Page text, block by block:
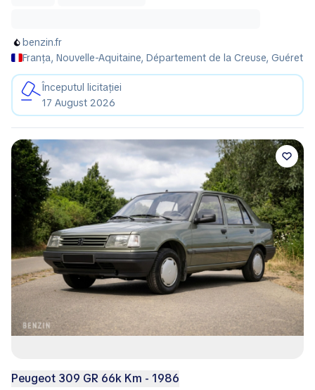
benzin.fr
Franța, Nouvelle-Aquitaine, Département de la Creuse, Guéret
Începutul licitației
17 August 2026
Peugeot 309 GR 66k Km - 1986